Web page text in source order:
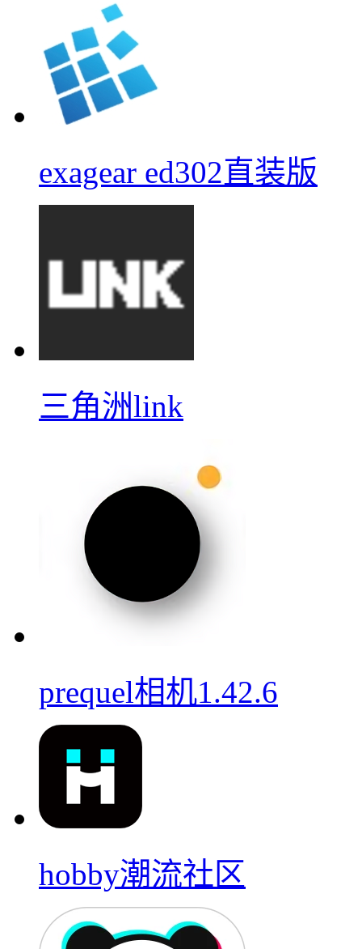
exagear ed302直装版
三角洲link
prequel相机1.42.6
hobby潮流社区